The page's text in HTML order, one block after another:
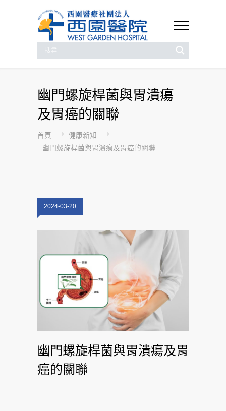
幽門螺旋桿菌與胃潰瘍
及胃癌的關聯
首頁
健康新知
幽門螺旋桿菌與胃潰瘍及胃癌的關聯
2024-03-20
幽門螺旋桿菌與胃潰瘍及胃
癌的關聯